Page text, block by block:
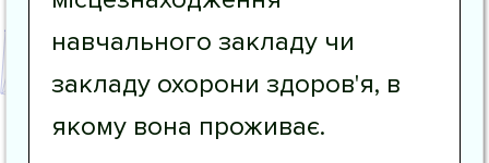
навчального закладу чи
закладу охорони здоров'я, в
якому вона проживає.